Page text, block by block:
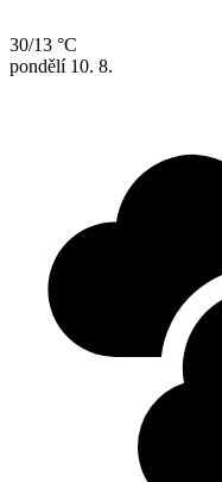
30/13 °C
pondělí 10. 8.